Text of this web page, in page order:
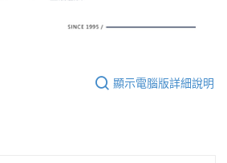
顯示電腦版詳細說明